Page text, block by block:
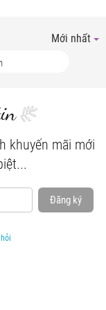
Mới nhất
khuyến mãi mới
Đăng ký